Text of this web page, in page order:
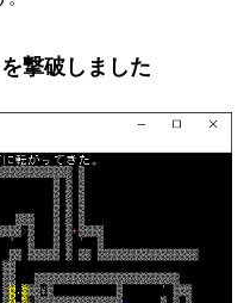
撃破しました